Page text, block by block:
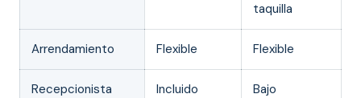
taquilla
Arrendamiento Flexible Flexible
Recepcionista Incluido Bajo